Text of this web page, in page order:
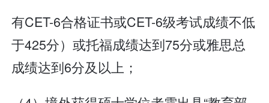
有CET-6合格证书或CET-6级考试成绩不低
于425分）或托福成绩达到75分或雅思总
成绩达到6分及以上；